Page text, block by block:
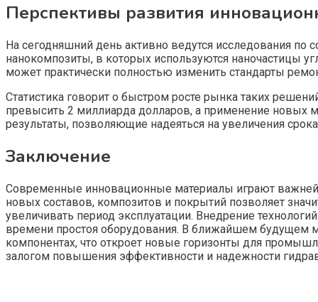
Перспективы развития
На сегодняшний день активно ведутся исследования
нанокомпозиты, в которых используются наночастицы
может практически полностью изменить стандарты
Статистика говорит о быстром росте рынка таких
превысить 2 миллиарда долларов, а применение новых
результаты, позволяющие надеяться на увеличения
Заключение
Современные инновационные материалы играют
новых составов, композитов и покрытий позволяет
увеличивать период эксплуатации. Внедрение
времени простоя оборудования. В ближайшем будущем
компонентах, что откроет новые горизонты для
залогом повышения эффективности и надежности